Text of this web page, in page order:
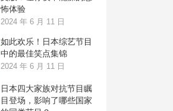
怖体验
2024 年 6 月 11 日
如此欢乐！日本综艺节目
中的最佳笑点集锦
2024 年 6 月 11 日
日本四大家族对抗节目瞩
目登场，影响了哪些国家